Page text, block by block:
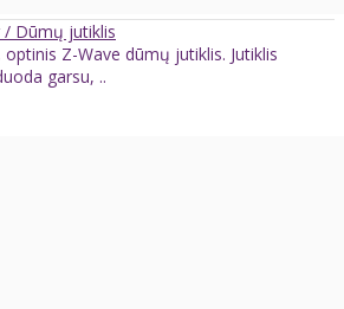
/ Dūmų jutiklis
Z-Wave dūmų jutiklis. Jutiklis
garsu, ..